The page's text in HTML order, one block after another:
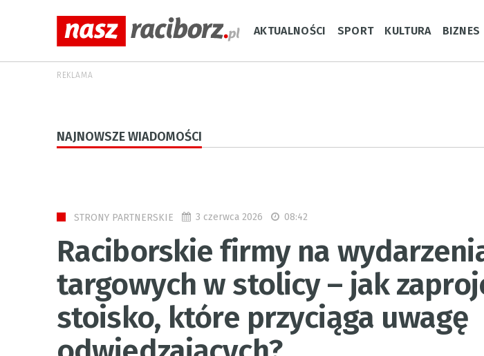
AKTUALNOŚCI SPORT KULTURA BIZNES
REKLAMA
NAJNOWSZE WIADOMOŚCI
STRONY PARTNERSKIE 3 czerwca 2026 08:42
Raciborskie firmy na
targowych w stolicy – jak
stoisko, które przyciąga uwagę